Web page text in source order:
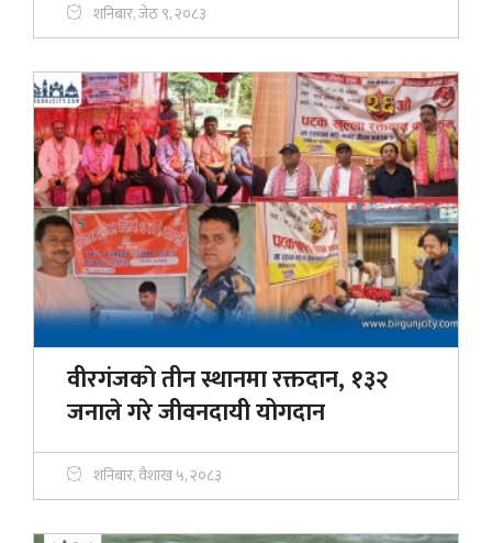
शनिबार, जेठ ९, २०८३
वीरगंजकाे तीन स्थानमा रक्तदान, १३२
जनाले गरे जीवनदायी योगदान
शनिबार, वैशाख ५, २०८३